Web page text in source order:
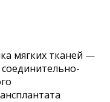
мягких тканей —
соединительно-